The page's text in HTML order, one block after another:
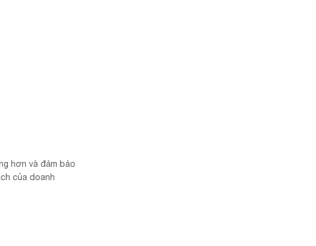
hơn và đảm bảo
của doanh